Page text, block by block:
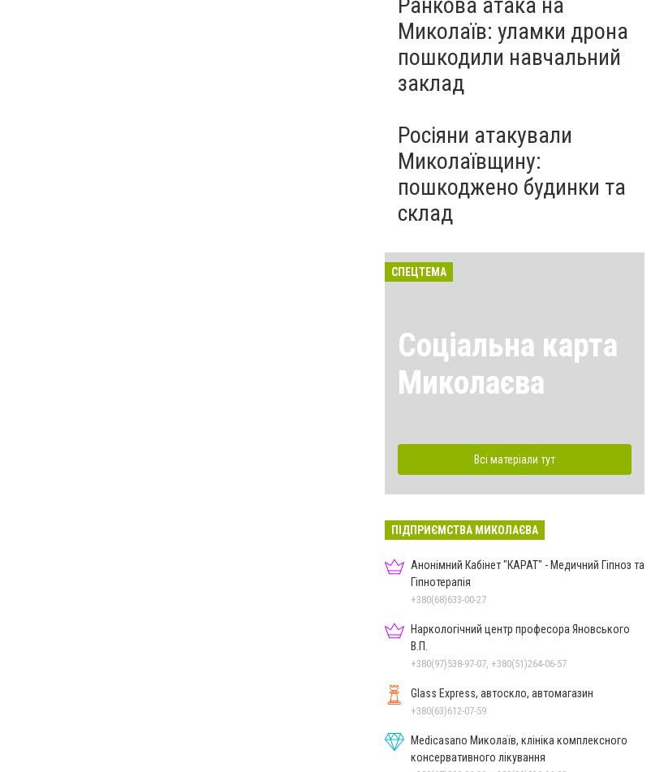
Миколаїв: уламки дрона
пошкодили навчальний
заклад
Росіяни атакували
Миколаївщину:
пошкоджено будинки та
склад
СПЕЦТЕМА
Соціальна карта
Миколаєва
Всі матеріали тут
ПІДПРИЄМСТВА МИКОЛАЄВА
Анонімний Кабінет "КАРАТ" - Медичний Гіпноз та
Гіпнотерапія
+380(68)633-00-27
Наркологічний центр професора Яновського
В.П.
+380(97)538-97-07, +380(51)264-06-57
Glass Express, автоскло, автомагазин
+380(63)612-07-59
Medicasano Миколаїв, клініка комплексного
консервативного лікування